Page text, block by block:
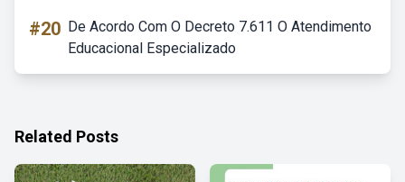
#20 De Acordo Com O Decreto 7.611 O Atendimento
Educacional Especializado
Related Posts